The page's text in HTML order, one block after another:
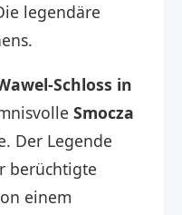
legendäre
Schloss in
Smocza
Der Legende
berüchtigte
einem